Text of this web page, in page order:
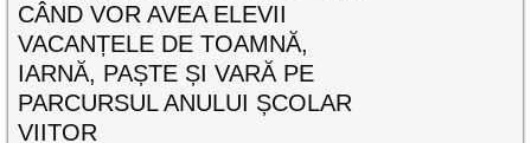
CÂND VOR AVEA ELEVII
VACANȚELE DE TOAMNĂ,
IARNĂ, PAȘTE ȘI VARĂ PE
PARCURSUL ANULUI ȘCOLAR
VIITOR